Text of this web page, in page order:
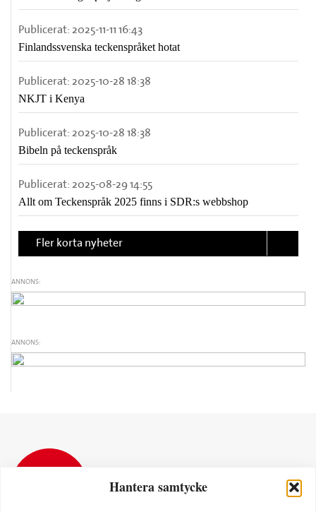
Hantera samtycke
Publicerat: 2025-11-11 16:43
Finlandssvenska teckenspråket hotat
Publicerat: 2025-10-28 18:38
NKJT i Kenya
Publicerat: 2025-10-28 18:38
Bibeln på teckenspråk
Publicerat: 2025-08-29 14:55
Allt om Teckenspråk 2025 finns i SDR:s webbshop
Fler korta nyheter
ANNONS:
ANNONS: